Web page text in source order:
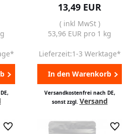
13,49 EUR
( inkl MwSt )
53,96 EUR pro 1 kg
Lieferzeit:1-3 Werktage*
In den Warenkorb
Versandkostenfrei nach DE,
sonst zzgl. Versand